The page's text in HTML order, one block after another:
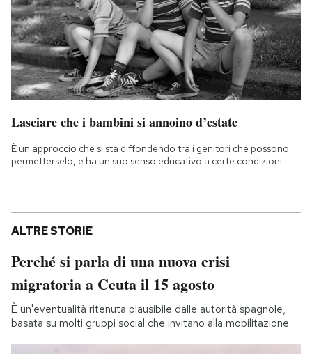
Lasciare che i bambini si annoino d’estate
È un approccio che si sta diffondendo tra i genitori che possono
permetterselo, e ha un suo senso educativo a certe condizioni
ALTRE STORIE
Perché si parla di una nuova crisi
migratoria a Ceuta il 15 agosto
È un'eventualità ritenuta plausibile dalle autorità spagnole,
basata su molti gruppi social che invitano alla mobilitazione